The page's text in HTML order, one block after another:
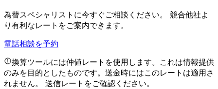
為替スペシャリストに今すぐご相談ください。 競合他社よ
り有利なレートをご案内できます。
電話相談を予約
換算ツールには仲値レートを使用します。これは情報提供
のみを目的としたものです。送金時にはこのレートは適用さ
れません。 送信レートをご確認ください。